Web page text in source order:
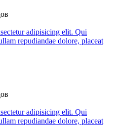
adipisicing elit. Qui
repudiandae dolore, placeat
adipisicing elit. Qui
repudiandae dolore, placeat